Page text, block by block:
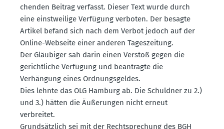
chenden Beitrag verfasst. Dieser Text wurde durch
eine einst­weilige Verfügung verboten. Der besagte
Artikel befand sich nach dem Verbot jedoch auf der
Online-Webseite einer anderen Tages­zeitung.
Der Gläubiger sah darin einen Verstoß gegen die
gericht­liche Verfügung und beantragte die
Verhängung eines Ordnungs­geldes.
Dies lehnte das OLG Hamburg ab. Die Schuldner zu 2.)
und 3.) hätten die Äußerungen nicht erneut
verbreitet.
Grund­sätzlich sei mit der Recht­spre­chung des BGH